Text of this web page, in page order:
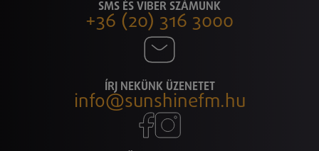
SMS ÉS VIBER SZÁMUNK
+36 (20) 316 3000
ÍRJ NEKÜNK ÜZENETET
info@sunshinefm.hu